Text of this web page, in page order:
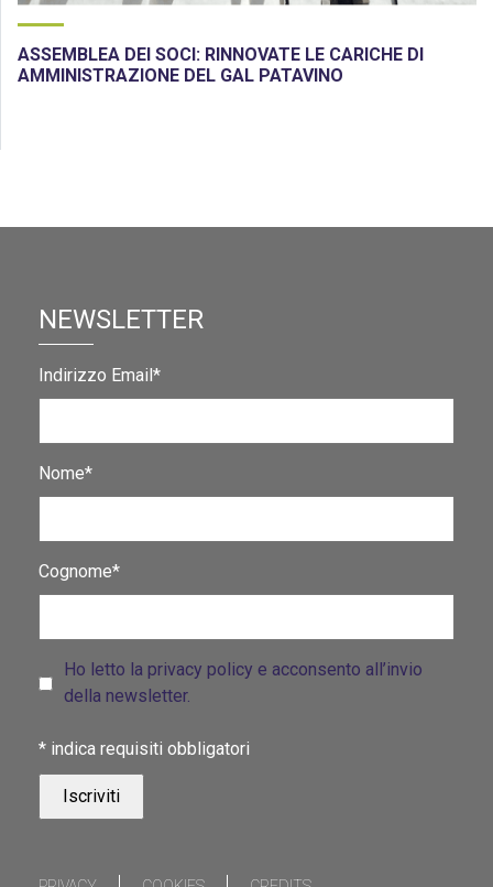
ASSEMBLEA DEI SOCI: RINNOVATE LE CARICHE DI
AMMINISTRAZIONE DEL GAL PATAVINO
NEWSLETTER
Indirizzo Email*
Nome*
Cognome*
Ho letto la privacy policy e acconsento all’invio
della newsletter.
* indica requisiti obbligatori